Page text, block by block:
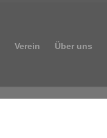
Verein Über uns